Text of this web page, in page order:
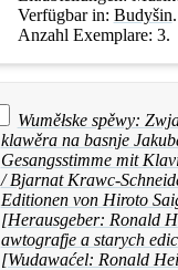
Verfügbar in: Budyšin.
Anzahl Exemplare: 3.
Wuměłske spěwy:
klawěra na basnje
Gesangsstimme mit
/ Bjarnat Krawc-
Editionen von Hiroto
[Herausgeber: Ronald
awtografje a starych
[Wudawaćel: Ronald